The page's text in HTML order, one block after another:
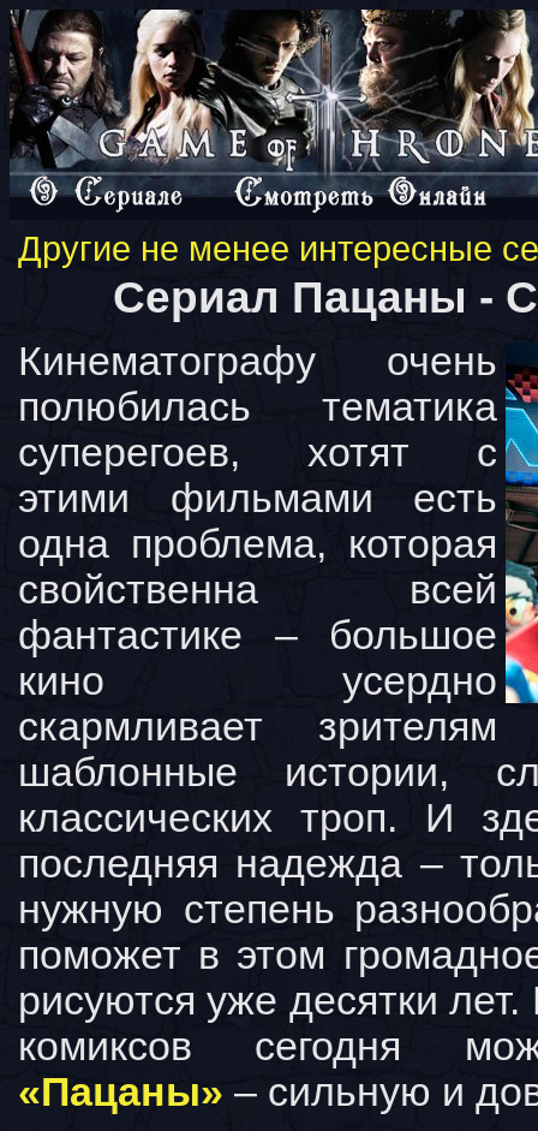
Другие не менее интересные
Сериал Пацаны -
Кинематографу очень
полюбилась тематика
суперегоев, хотят с
этими фильмами есть
одна проблема, которая
свойственна всей
фантастике – большое
кино усердно
скармливает зрителям
шаблонные истории,
классических троп. И
последняя надежда –
нужную степень
поможет в этом
рисуются уже десятки
комиксов сегодня
«Пацаны» – сильную и